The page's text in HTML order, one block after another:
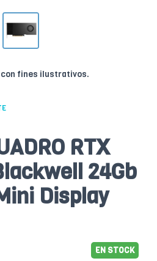
con fines ilustrativos.
RTX
24Gb
Display
EN STOCK